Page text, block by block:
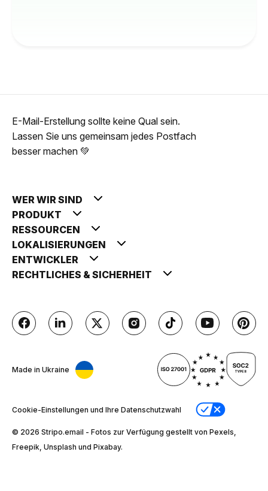
E-Mail-Erstellung sollte keine Qual sein.
Lassen Sie uns gemeinsam jedes Postfach
besser machen 💚
WER WIR SIND
PRODUKT
RESSOURCEN
LOKALISIERUNGEN
ENTWICKLER
RECHTLICHES & SICHERHEIT
Made in Ukraine
Cookie-Einstellungen und Ihre Datenschutzwahl
© 2026 Stripо.email - Fotos zur Verfügung gestellt von Pexels,
Freepik, Unsplash und Pixabay.